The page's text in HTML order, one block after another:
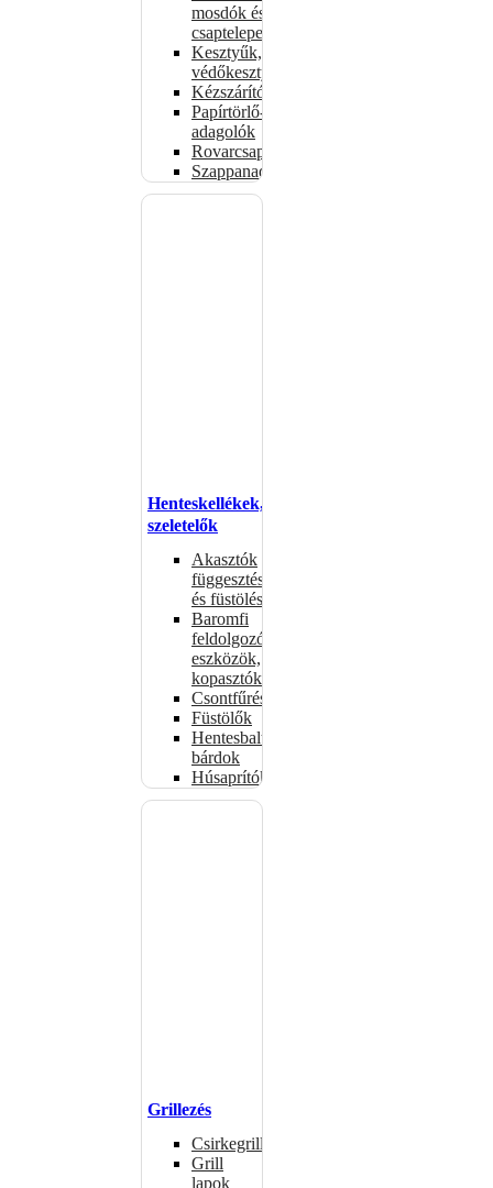
mosdók és
csaptelepek
Kesztyűk,
védőkesztyűk
Kézszárítók
Papírtörlő-
adagolók
Rovarcsapdák
Szappanadagolók
Henteskellékek,
szeletelők
Akasztók
függesztéshez
és füstöléshez
Baromfi
feldolgozó
eszközök,
kopasztók
Csontfűrészek
Füstölők
Hentesbalták,
bárdok
Húsaprítók
Grillezés
Csirkegrillek
Grill
lapok